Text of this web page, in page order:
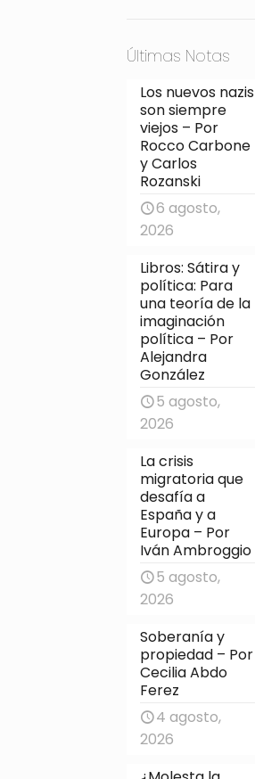
Últimas Notas
Los nuevos nazis
son siempre
viejos – Por
Rocco Carbone
y Carlos
Rozanski
6 agosto,
2026
Libros: Sátira y
política: Para
una teoría de la
imaginación
política – Por
Alejandra
González
5 agosto,
2026
La crisis
migratoria que
desafía a
España y a
Europa – Por
Iván Ambroggio
5 agosto,
2026
Soberanía y
propiedad – Por
Cecilia Abdo
Ferez
4 agosto,
2026